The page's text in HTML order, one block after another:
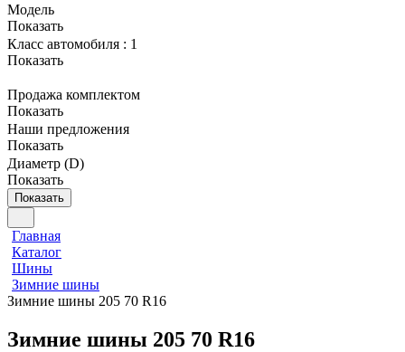
Модель
Показать
Класс автомобиля : 1
Показать
Продажа комплектом
Показать
Наши предложения
Показать
Диаметр (D)
Показать
Показать
Главная
Каталог
Шины
Зимние шины
Зимние шины 205 70 R16
Зимние шины 205 70 R16